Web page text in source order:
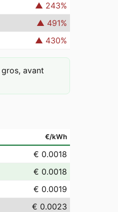
▲ 243%
▲ 491%
▲ 430%
avant
€/kWh
€ 0.0018
€ 0.0018
€ 0.0019
€ 0.0023